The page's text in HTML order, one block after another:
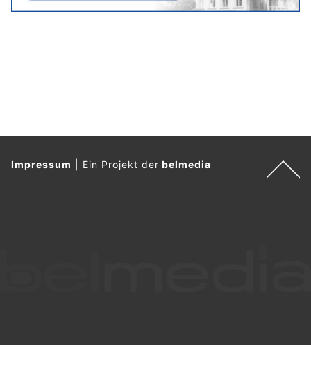
Impressum Ein Projekt derbelmedia